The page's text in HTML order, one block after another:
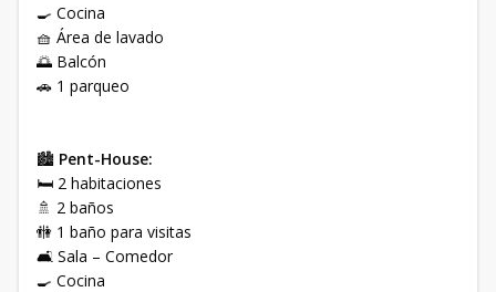
🍳 Cocina
🧺 Área de lavado
🌅 Balcón
🚗 1 parqueo
🏙️ Pent-House:
🛏️ 2 habitaciones
🚿 2 baños
🚻 1 baño para visitas
🛋️ Sala – Comedor
🍳 Cocina